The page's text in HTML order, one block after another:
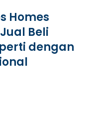
Homes
Beli
dengan